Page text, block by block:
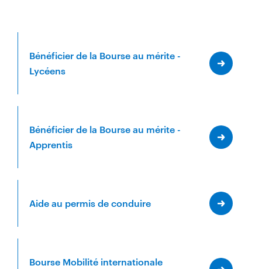
Bénéficier de la Bourse au mérite -
Lycéens
Bénéficier de la Bourse au mérite -
Apprentis
Aide au permis de conduire
Bourse Mobilité internationale